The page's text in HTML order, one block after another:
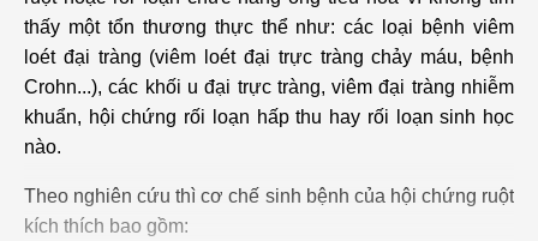
thấy một tổn thương thực thể như: các loại bệnh viêm
loét đại tràng (viêm loét đại trực tràng chảy máu, bệnh
Crohn...), các khối u đại trực tràng, viêm đại tràng nhiễm
khuẩn, hội chứng rối loạn hấp thu hay rối loạn sinh học
nào.
Theo nghiên cứu thì cơ chế sinh bệnh của hội chứng ruột
kích thích bao gồm: